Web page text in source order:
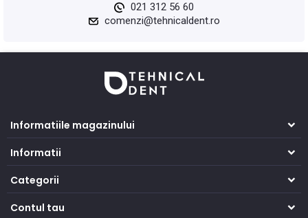
021 312 56 60
comenzi@tehnicaldent.ro
Informatiile magazinului
Informatii
Categorii
Contul tau